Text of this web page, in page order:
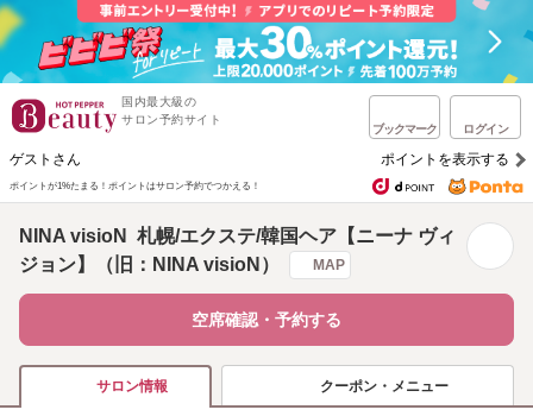
国内最大級の
サロン予約サイト
ブックマーク ログイン
ゲストさん ポイントを表示する
ポイントが1%たまる！ ポイントはサロン予約でつかえる！
NINA visioN 札幌/エクステ/韓国ヘア【ニーナ ヴィ
ジョン】（旧：NINA visioN）
MAP
空席確認・予約する
サロン情報 クーポン・メニュー